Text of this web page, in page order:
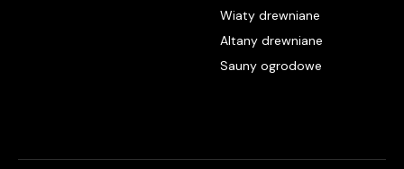
Wiaty drewniane
Altany drewniane
Sauny ogrodowe